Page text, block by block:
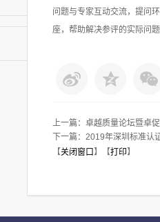
问题与专家互动交流，提问
座，帮助解决参评的实际问
上一篇： 卓越质量论坛暨卓
下一篇： 2019年深圳标准认
【关闭窗口 】【打印】